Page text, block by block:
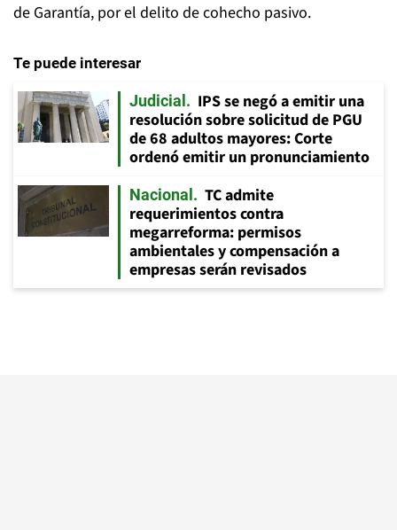
de Garantía, por el delito de cohecho pasivo.
Te puede interesar
Judicial
IPS se negó a emitir una
resolución sobre solicitud de PGU
de 68 adultos mayores: Corte
ordenó emitir un pronunciamiento
Nacional
TC admite
requerimientos contra
megarreforma: permisos
ambientales y compensación a
empresas serán revisados